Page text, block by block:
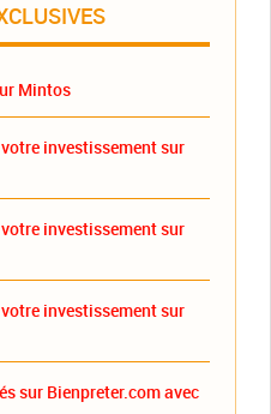
Mintos
votre investissement sur
votre investissement sur
votre investissement sur
sur Bienpreter.com avec